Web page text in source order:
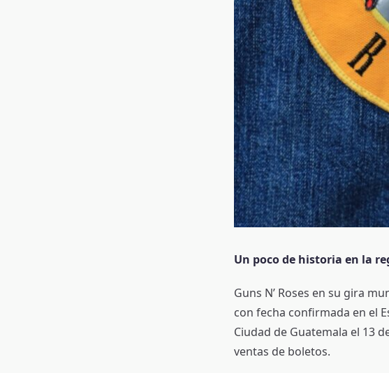
Un poco de historia en la
Guns N’ Roses en su gira
con fecha confirmada en el
Ciudad de Guatemala el 13
ventas de boletos.